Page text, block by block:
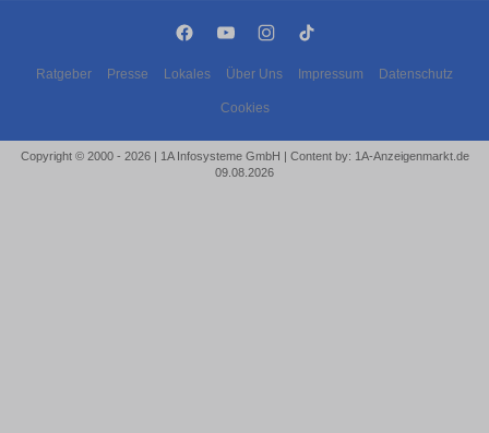
Ratgeber Presse Lokales Über Uns Impressum Datenschutz
Cookies
Copyright © 2000 - 2026 | 1A Infosysteme GmbH | Content by: 1A-Anzeigenmarkt.de
09.08.2026